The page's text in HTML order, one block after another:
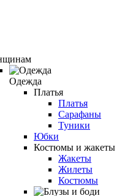
Одежда
Платья
Платья
Сарафаны
Туники
Юбки
Костюмы и жакеты
Жакеты
Жилеты
Костюмы